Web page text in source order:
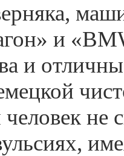
и
и
не